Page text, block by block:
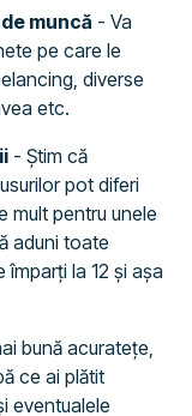
muncă - Va
pe care le
diverse
etc.
- Știm că
pot diferi
mult pentru unele
aduni toate
la 12 și așa
bună acuratețe,
ce ai plătit
eventualele